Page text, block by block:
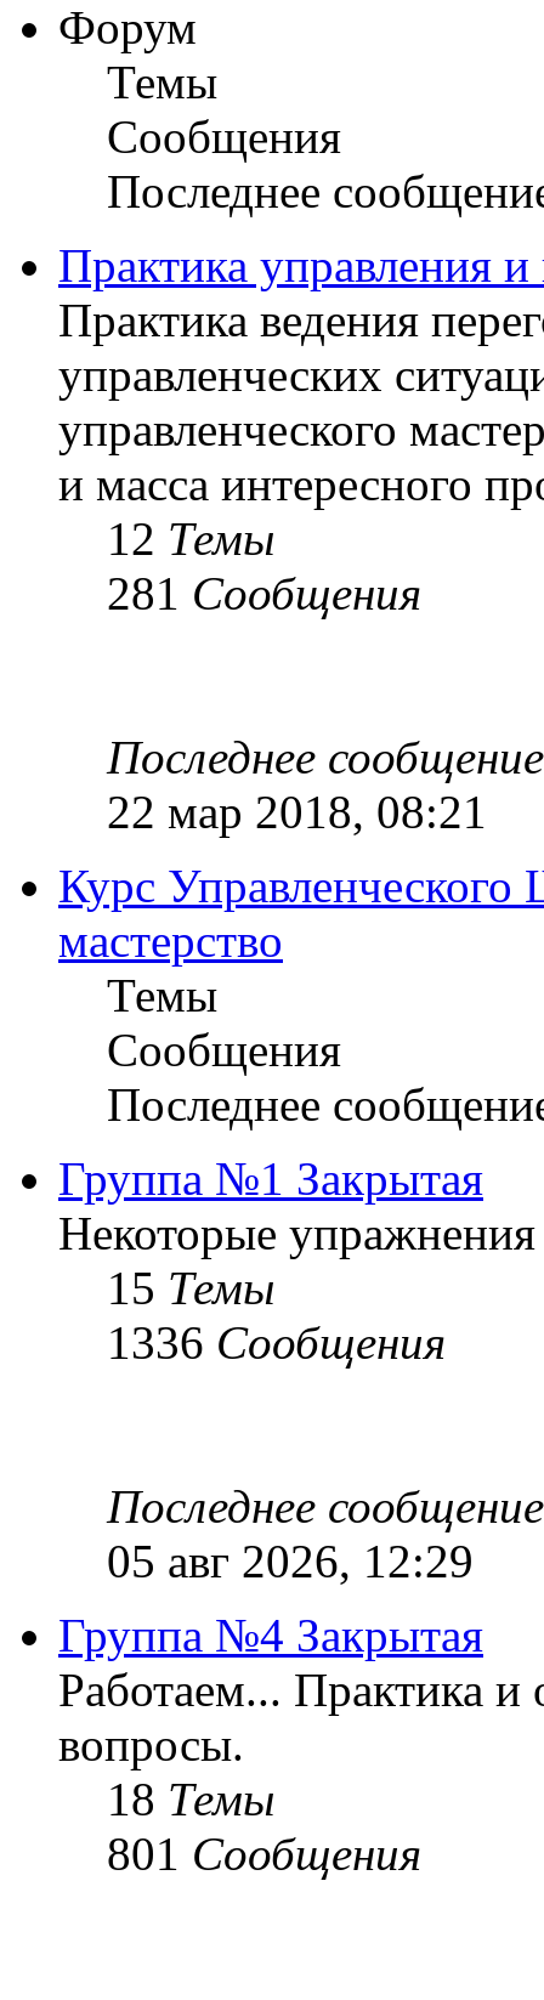
Форум
Темы
Сообщения
Последнее
Практика управления и
Практика ведения
управленческих
управленческого
и масса интересного
12 Темы
281 Сообщения
Последнее сообщение
22 мар 2018, 08:21
Курс
мастерство
Темы
Сообщения
Последнее
Группа №1 Закрытая
Некоторые упражнения
15 Темы
1336 Сообщения
Последнее сообщение
05 авг 2026, 12:29
Группа №4 Закрытая
Работаем... Практика и
вопросы.
18 Темы
801 Сообщения